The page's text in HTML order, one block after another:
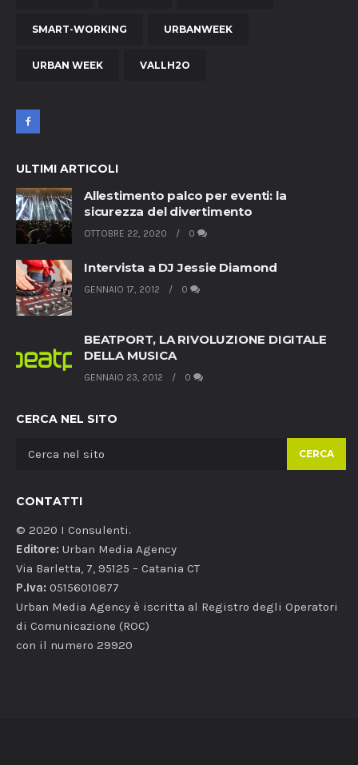
SMART-WORKING URBANWEEK
URBAN WEEK VALLH2O
ULTIMI ARTICOLI
Allestimento palco per eventi: la
sicurezza del divertimento
OTTOBRE 22, 2020 0
Intervista a DJ Jessie Diamond
GENNAIO 17, 2012 0
BEATPORT, LA RIVOLUZIONE DIGITALE
DELLA MUSICA
GENNAIO 23, 2012 0
CERCA NEL SITO
CERCA
CONTATTI
© 2020 I Consulenti.
Editore: Urban Media Agency
Via Barletta, 7, 95125 – Catania CT
P.Iva: 05156010877
Urban Media Agency è iscritta al Registro degli Operatori
di Comunicazione (ROC)
con il numero 29920